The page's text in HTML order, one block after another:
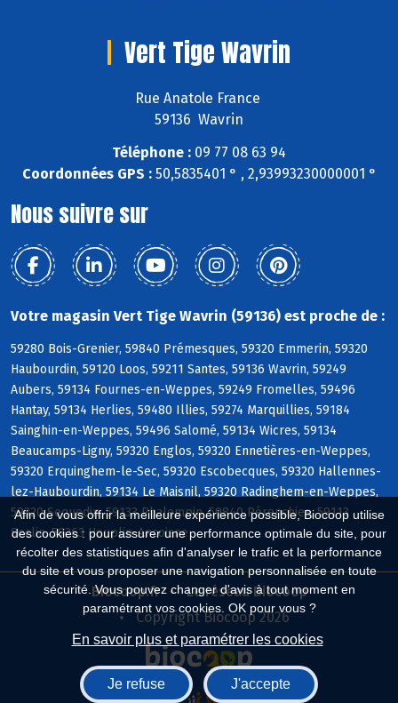
Afin de vous offrir la meilleure expérience possible, Biocoop utilise
des cookies : pour assurer une performance optimale du site, pour
récolter des statistiques afin d'analyser le trafic et la performance
du site et vous proposer une navigation personnalisée en toute
sécurité. Vous pouvez changer d'avis à tout moment en
paramétrant vos cookies. OK pour vous ?
En savoir plus et paramétrer les cookies
Je refuse J'accepte
Vert Tige Wavrin
Rue Anatole France
59136 Wavrin
Téléphone : 09 77 08 63 94
Coordonnées GPS :50,5835401 ° , 2,93993230000001 °
Nous suivre sur
Votre magasin Vert Tige Wavrin (59136) est proche de :
59280 Bois-Grenier, 59840 Prémesques, 59320 Emmerin, 59320
Haubourdin, 59120 Loos, 59211 Santes, 59136 Wavrin, 59249
Aubers, 59134 Fournes-en-Weppes, 59249 Fromelles, 59496
Hantay, 59134 Herlies, 59480 Illies, 59274 Marquillies, 59184
Sainghin-en-Weppes, 59496 Salomé, 59134 Wicres, 59134
Beaucamps-Ligny, 59320 Englos, 59320 Ennetières-en-Weppes,
59320 Erquinghem-le-Sec, 59320 Escobecques, 59320 Hallennes-
lez-Haubourdin, 59134 Le Maisnil, 59320 Radinghem-en-Weppes,
59320 Sequedin, 59133 Phalempin, 59840 Pérenchies, 59113
Seclin, 59263 Houplin-Ancoisne
Biocoop.fr
Le réseau Biocoop
Copyright Biocoop 2026